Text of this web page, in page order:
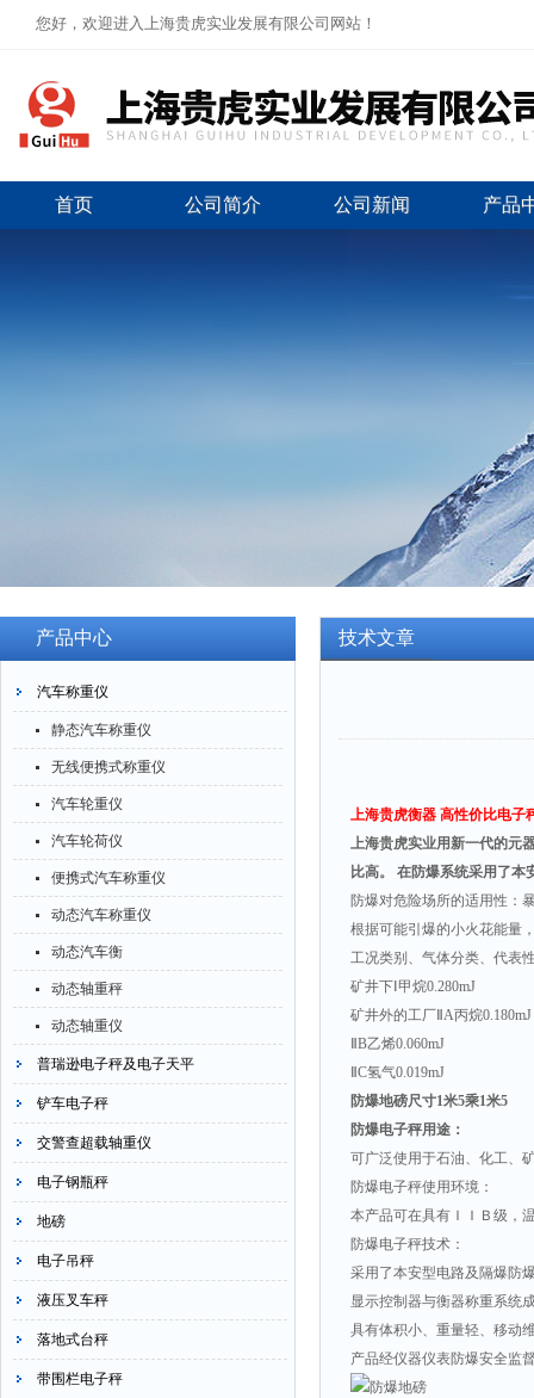
您好，欢迎进入上海贵虎实业发展有限公司网站！
首页 公司简介 公司新闻 产品
产品中心
汽车称重仪
静态汽车称重仪
无线便携式称重仪
汽车轮重仪
汽车轮荷仪
便携式汽车称重仪
动态汽车称重仪
动态汽车衡
动态轴重秤
动态轴重仪
普瑞逊电子秤及电子天平
铲车电子秤
交警查超载轴重仪
电子钢瓶秤
地磅
电子吊秤
液压叉车秤
落地式台秤
带围栏电子秤
技术文章
上海贵虎衡器 高性价比电子
上海贵虎实业用新一代的元
比高。
在防爆系统采用了本
防爆对危险场所的适用性：
根据可能引爆的小火花能量
工况类别、气体分类、代表
矿井下Ⅰ甲烷0.280mJ
矿井外的工厂Ⅱ A丙烷0.180mJ
B乙烯0.060mJ
C氢气0.019mJ
防爆地磅尺寸1米5乘1米5
防爆电子秤用途：
可广泛使用于石油、化工、
防爆电子秤使用环境：
本产品可在具有ＩＩＢ级，
防爆电子秤技术：
采用了本安型电路及隔爆防
显示控制器与衡器称重系统
具有体积小、重量轻、移动
产品经仪器仪表防爆安全监